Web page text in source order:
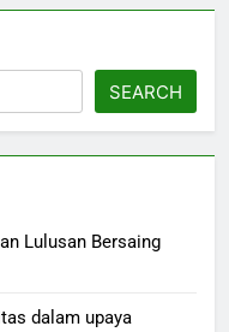
SEARCH
Lulusan Bersaing
dalam upaya